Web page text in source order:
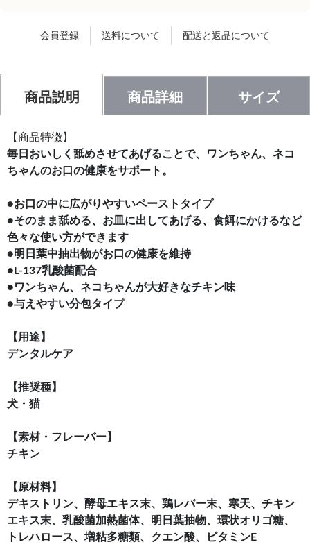
会員登録 送料について 配送と返品について
商品説明 商品詳細 サイズ
【商品特徴】
毎日おいしく舐めさせてあげることで、ワンちゃん、ネコ
ちゃんのお口の健康をサポート。
●お口の中に広がりやすいペーストタイプ
●そのまま舐める、お皿に出してあげる、食餌にかけるなど
色々な使い方ができます
●明日葉中抽出物がお口の健康を維持
●L-137乳酸菌配合
●ワンちゃん、ネコちゃんが大好きなチキン味
●与えやすい分包タイプ
【用途】
デンタルケア
【推奨種】
犬・猫
【素材・フレーバー】
チキン
【原材料】
デキストリン、酵母エキス末、鶏レバー末、寒天、チキン
エキス末、乳酸菌加熱菌体、明日葉抽物、環状オリゴ糖、
トレハロース、増粘多糖類、クエン酸、ビタミンE